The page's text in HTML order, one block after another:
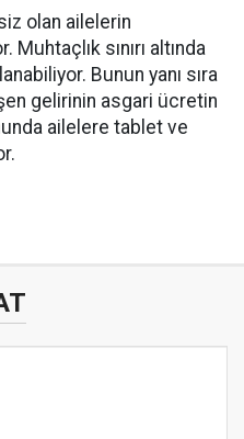
olan ailelerin
Muhtaçlık sınırı altında
Bunun yanı sıra
gelirinin asgari ücretin
ailelere tablet ve